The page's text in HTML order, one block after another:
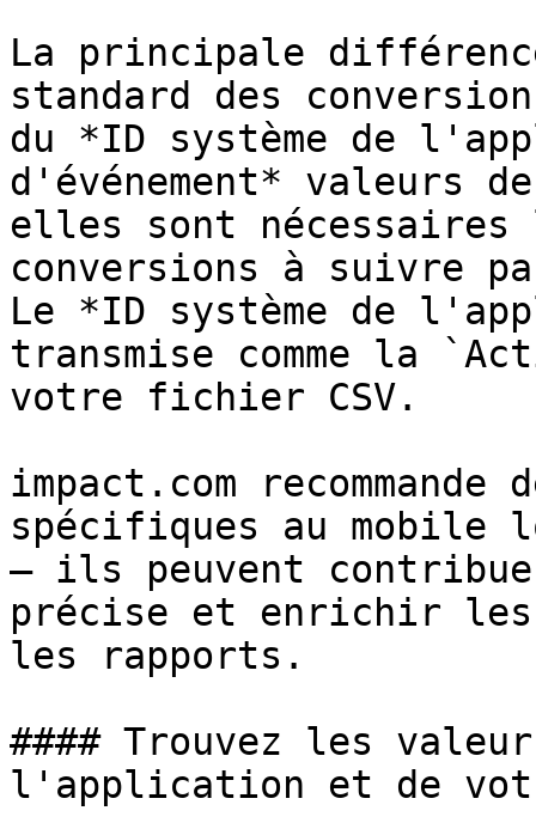
La principale
standard des
du *ID système de
d'événement* valeurs
elles sont nécessaires
conversions à suivre
Le *ID système de
transmise comme la
votre fichier CSV.
impact.com
spécifiques au
— ils peuvent
précise et enrichir les
les rapports.
#### Trouvez les
l'application et de